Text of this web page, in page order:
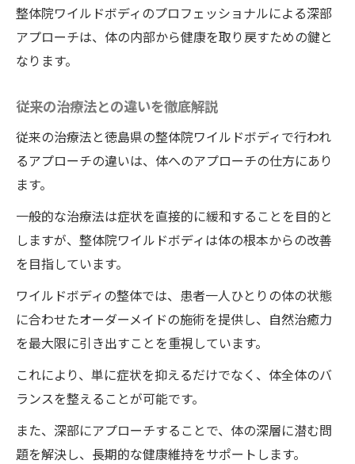
心身一体の健康を目指す施術
徳島の整体院ワイルドボディの施術が示す子宮
徳島の整体院ワイルドボディの施術による
新しい治療の道
整体院ワイルドボディの施術が提示する改
患者に選ばれる整体院ワイルドボディの特
長
整体が提示する持続可能な改善策
症状に合わせた整体院ワイルドボディのカ
スタマイズ
徳島の整体院ワイルドボディが示す治療の
未来
整体院ワイルドボディで一回の施術で劇的な変
化を体感する方法
劇的改善をもたらす整体院ワイルドボディ
整体院ワイルドボディのプロフェッショナルによる深部
アプローチは、体の内部から健康を取り戻すための鍵と
なります。
従来の治療法との違いを徹底解説
従来の治療法と徳島県の整体院ワイルドボディで行われ
るアプローチの違いは、体へのアプローチの仕方にあり
ます。
一般的な治療法は症状を直接的に緩和することを目的と
しますが、整体院ワイルドボディは体の根本からの改善
を目指しています。
ワイルドボディの整体では、患者一人ひとりの体の状態
に合わせたオーダーメイドの施術を提供し、自然治癒力
を最大限に引き出すことを重視しています。
これにより、単に症状を抑えるだけでなく、体全体のバ
ランスを整えることが可能です。
また、深部にアプローチすることで、体の深層に潜む問
題を解決し、長期的な健康維持をサポートします。